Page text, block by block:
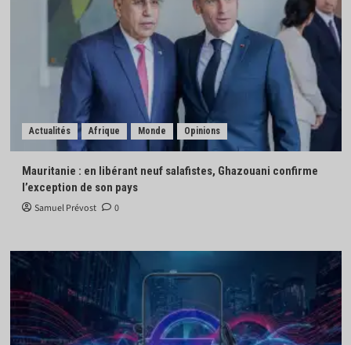
Actualités Afrique Monde Opinions
Mauritanie : en libérant neuf salafistes, Ghazouani confirme
l’exception de son pays
Samuel Prévost 0